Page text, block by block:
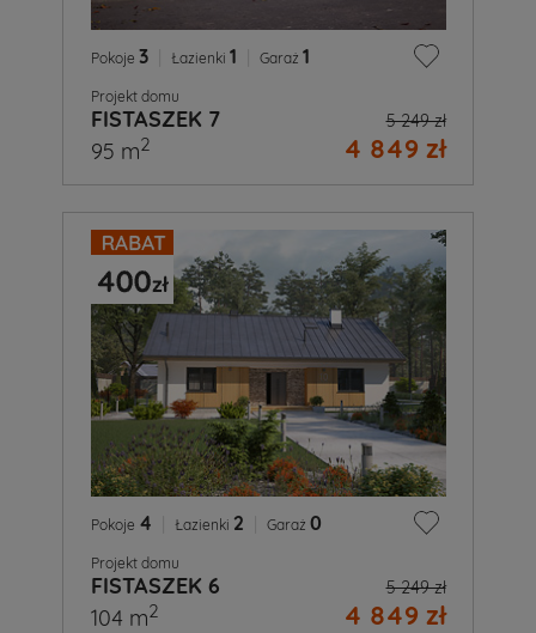
Pokoje 3 Łazienki 1 Garaż 1
Projekt domu
FISTASZEK 7 5 249 zł
4 849 zł
95 m2
Pokoje 4 Łazienki 2 Garaż 0
Projekt domu
FISTASZEK 6 5 249 zł
4 849 zł
104 m2